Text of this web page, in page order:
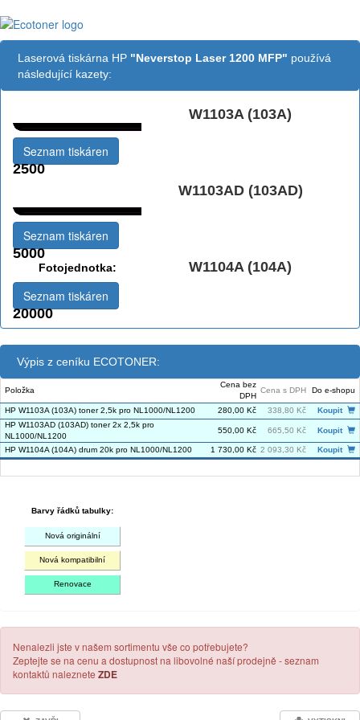
Laserová tiskárna HP "Neverstop Laser 1200 MFP" používá
následující kazety:
W1103A (103A)
2500
Seznam tiskáren
W1103AD (103AD)
5000
Seznam tiskáren
Fotojednotka: W1104A (104A)
20000
Seznam tiskáren
Výpis z ceníku ECOTONER:
Položka
Cena bez
DPH
Cena s DPH Do e-shopu
HP W1103A (103A) toner 2,5k pro NL1000/NL1200 280,00 Kč 338,80 Kč
Koupit
HP W1103AD (103AD) toner 2x 2,5k pro
NL1000/NL1200
550,00 Kč 665,50 Kč Koupit
HP W1104A (104A) drum 20k pro NL1000/NL1200 1 730,00 Kč 2 093,30 Kč Koupit
Barvy řádků tabulky:
Nová originální
Nová kompatibilní
Renovace
Nenalezli jste v našem sortimentu vše co potřebujete?
Zeptejte se na cenu a dostupnost na libovolné naší prodejně - seznam
kontaktů naleznete ZDE